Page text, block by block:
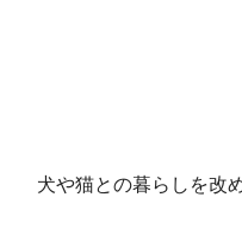
犬や猫との暮らしを改